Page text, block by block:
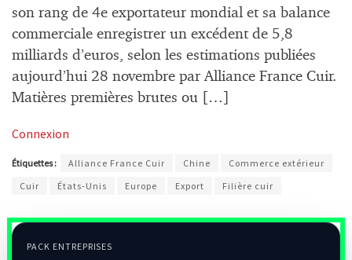
son rang de 4e exportateur mondial et sa balance
commerciale enregistrer un excédent de 5,8
milliards d’euros, selon les estimations publiées
aujourd’hui 28 novembre par Alliance France Cuir.
Matières premières brutes ou […]
Connexion
Étiquettes : Alliance France Cuir Chine
Commerce extérieur
Cuir
États-Unis Europe Export Filière cuir
PACK ENTREPRISES